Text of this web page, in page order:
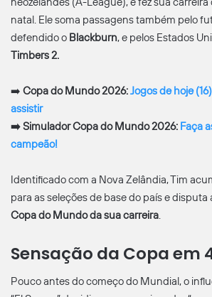
natal. Ele soma passagens também pelo
defendido o Blackburn, e pelos Estados
Timbers 2.
➡️ Copa do Mundo 2026:Jogos de hoje
assistir
➡️Simulador Copa do Mundo 2026: Faça
campeão!
Identificado com a Nova Zelândia, Tim
para as seleções de base do país e disputa
Copa do Mundo da sua carreira.
Sensação da Copa em
Pouco antes do começo do Mundial, o